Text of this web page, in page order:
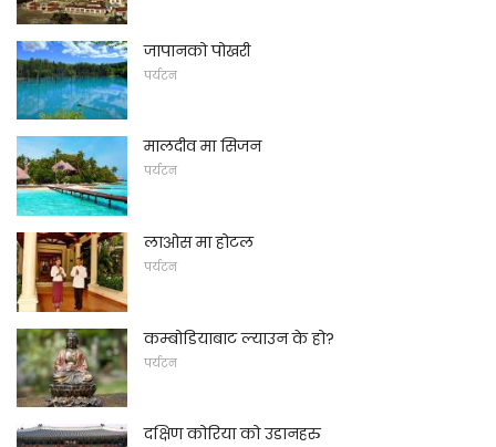
जापानको पोखरी
पर्यटन
मालदीव मा सिजन
पर्यटन
लाओस मा होटल
पर्यटन
कम्बोडियाबाट ल्याउन के हो?
पर्यटन
दक्षिण कोरिया को उडानहरु